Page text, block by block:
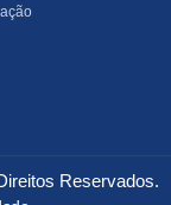
Reservados.